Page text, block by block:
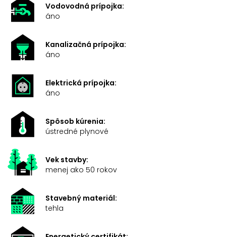
Vodovodná prípojka:
áno
Kanalizačná prípojka:
áno
Elektrická prípojka:
áno
Spôsob kúrenia:
ústredné plynové
Vek stavby:
menej ako 50 rokov
Stavebný materiál:
tehla